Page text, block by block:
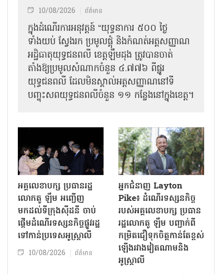
10/08/2026 ព័ត៌មាន
ក្នុងដំណើរការអនុវត្តន៍ “យុទ្ធនាការ ៥០០ ថ្ងៃ
ទាំងយប់ ស្វែងរក ប្រមូលផ្តុំ និងកំណត់អត្តសញ្ញាណ
អដ្ឋិធាតុយុទ្ធជនពលី ខេត្តឡឹមដុង ត្រូវបានចាត់
តាំងឱ្យប្រមូលសំណាកចំនួន ៤.៧៧៦ ពីផ្នូរ
យុទ្ធជនពលី ដែលមិនស្គាល់អត្តសញ្ញាណនៅទី
បញ្ចុះសពយុទ្ធជនពលីចំនួន ១១ កន្លែងនៅក្នុងខេត្ត។
អគ្គលេខាបក្ស ប្រធានរដ្ឋ
លោកតូ ឡឹម អញ្ជើញ
មកដល់ទីក្រុងស៊ីដនី ចាប់
ផ្តើមដំណើរទស្សនកិច្ចផ្លូវរដ្ឋ
ទៅកាន់ប្រទេសអូស្ត្រាលី
10/08/2026 ព័ត៌មាន
អ្នកជំនាញ Layton
Pike៖ ដំណើរទស្សនកិច្ច
របស់អគ្គលេខាបក្ស ប្រធាន
រដ្ឋលោកតូ ឡឹម បញ្ជាក់ពី
កម្រិតជឿទុកចិត្តកាន់តែខ្ពស់
ឡើងរវាងវៀតណាមនិង
អូស្ត្រាលី